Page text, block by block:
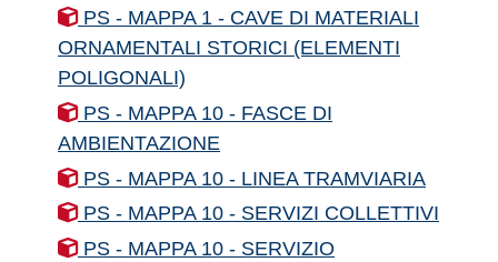
PS - MAPPA 1 - CAVE DI MATERIALI
ORNAMENTALI STORICI (ELEMENTI
POLIGONALI)
PS - MAPPA 10 - FASCE DI
AMBIENTAZIONE
PS - MAPPA 10 - LINEA TRAMVIARIA
PS - MAPPA 10 - SERVIZI COLLETTIVI
PS - MAPPA 10 - SERVIZIO